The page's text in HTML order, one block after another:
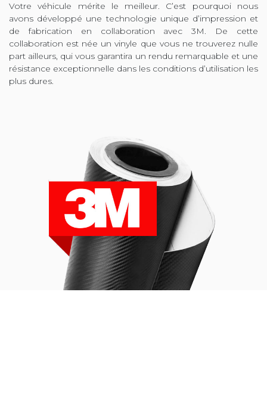
Votre véhicule mérite le meilleur. C’est pourquoi nous
avons développé une technologie unique d’impression et
de fabrication en collaboration avec 3M. De cette
collaboration est née un vinyle que vous ne trouverez nulle
part ailleurs, qui vous garantira un rendu remarquable et une
résistance exceptionnelle dans les conditions d’utilisation les
plus dures.